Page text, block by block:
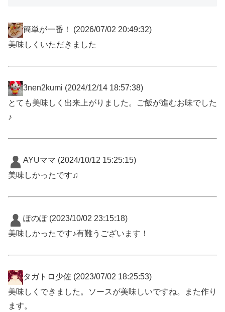
簡単が一番！
(2026/07/02 20:49:32)
美味しくいただきました
3nen2kumi (2024/12/14 18:57:38)
とても美味しく出来上がりました。ご飯が進むお味でした
♪
AYUママ (2024/10/12 15:25:15)
美味しかったです♫
ぽのぽ(2023/10/02 23:15:18)
美味しかったです♪有難うございます！
タガトロ少佐 (2023/07/02 18:25:53)
美味しくできました。ソースが美味しいですね。また作り
ます。